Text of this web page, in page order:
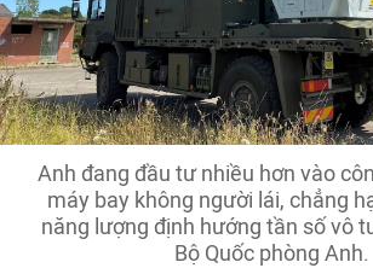
Anh đang đầu tư nhiều hơn vào
máy bay không người lái, chẳng
năng lượng định hướng tần số vô
Bộ Quốc phòng Anh.